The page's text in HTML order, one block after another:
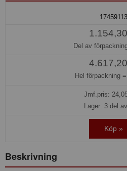
17459113
Del av
Hel förpackning =
Jmf.pris:
Lager: 3 del
Köp »
Beskrivning